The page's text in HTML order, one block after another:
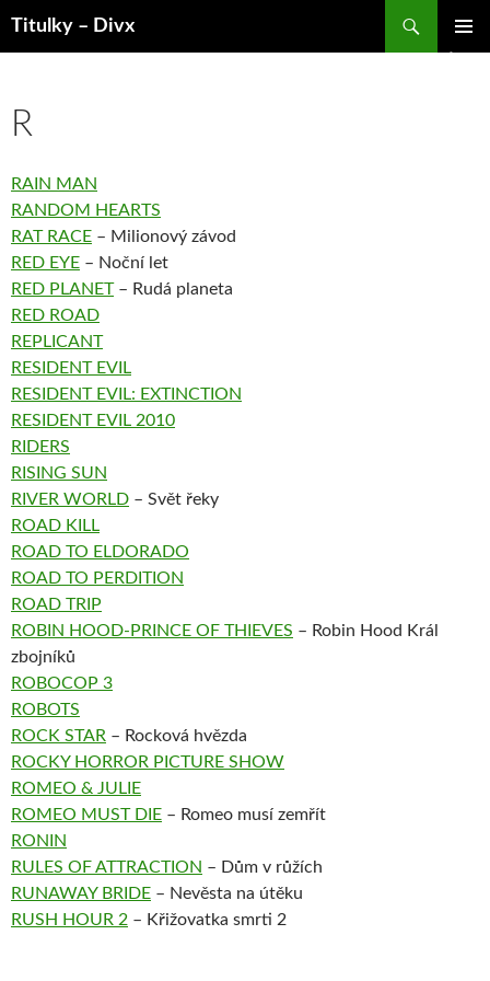
Titulky – Divx
WEBU
R
RAIN MAN
RANDOM HEARTS
RAT RACE – Milionový závod
RED EYE – Noční let
RED PLANET– Rudá planeta
RED ROAD
REPLICANT
RESIDENT EVIL
RESIDENT EVIL: EXTINCTION
RESIDENT EVIL 2010
RIDERS
RISING SUN
RIVER WORLD – Svět řeky
ROAD KILL
ROAD TO ELDORADO
ROAD TO PERDITION
ROAD TRIP
ROBIN HOOD-PRINCE OF THIEVES – Robin Hood Král
zbojníků
ROBOCOP 3
ROBOTS
ROCK STAR – Rocková hvězda
ROCKY HORROR PICTURE SHOW
ROMEO & JULIE
ROMEO MUST DIE – Romeo musí zemřít
RONIN
RULES OF ATTRACTION – Dům v růžích
RUNAWAY BRIDE – Nevěsta na útěku
RUSH HOUR 2 – Křižovatka smrti 2